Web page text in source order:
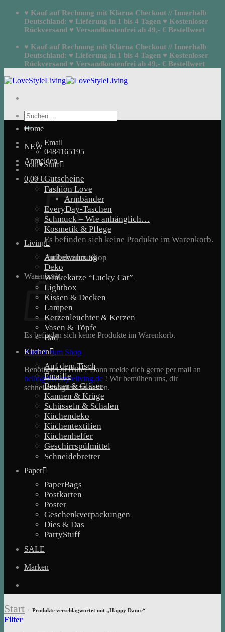
Zum
springen
♥ Kauf auf Rechnung mit Klarna Checkout // Innerhalb
Deutschland: ♥ Lieferung in 1 bis 4 Tagen ♥ Kostenloser
Rückversand ♥ Versandkostenfrei ab 49,- € Bestellwert
♥ Kauf auf Rechnung mit Klarna Checkout // Innerhalb
Deutschland: ♥ Lieferung in 1 bis 4 Tagen ♥ Kostenloser
Rückversand ♥ Versandkostenfrei ab 49,- € Bestellwert
Suchen
nach:
Email
0484165195
Anmelden
0,00€
Es befinden sich keine Produkte im Warenkorb.
Zurück zum Shop
Warenkorb
Es befinden sich keine Produkte im Warenkorb.
Zurück zum Shop
Benötigst Du Hilfe? Dann melde dich gerne per mail an
hello@lovestyleliving.de ! Wir bemühen uns, dir
schnellstmöglich zu helfen.
Home
NEW
Soul♥Stuff
Gutscheine
Fashion Love
Armbänder
EveryDay-Taschen
Schmuck – Wie anhänglich…
Kosmetik & Pflege
Living
Aufbewahrung
Deko
Winkekatze “Lucky Cat”
Lightbox
Kissen & Decken
Lampen
Kerzenleuchter & Kerzen
Vasen & Töpfe
Bad
Kitchen
Auf dem Tisch
Emaille
Becher & Gläser
Kannen & Krüge
Schüsseln & Schalen
Küchendeko
Küchentextilien
Küchenhelfer
Geschirrspülmittel
Schneidebretter
Paper
PaperBags
Postkarten
Poster
Geschenkverpackungen
Dies & Das
PartyStuff
SALE
Marken
Start / Produkte verschlagwortet mit „Happy Dance“
Filter